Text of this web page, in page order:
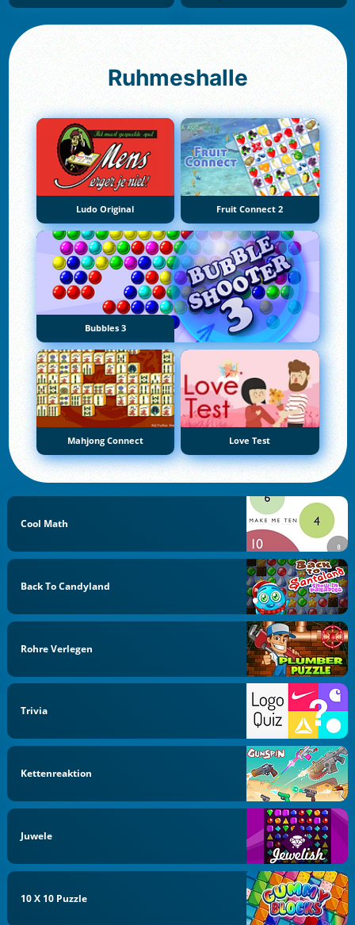
Ruhmeshalle
Ludo Original Fruit Connect 2
Bubbles 3
Mahjong Connect Love Test
Cool Math
Back To Candyland
Rohre Verlegen
Trivia
Kettenreaktion
Juwele
10 X 10 Puzzle